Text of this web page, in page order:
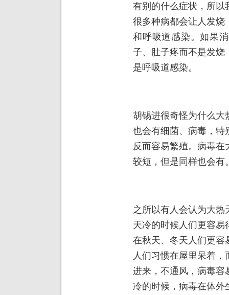
有别的什么症状，所以
很多种病都会让人发烧
和呼吸道感染。如果
子、肚子疼而不是发烧
是呼吸道感染。
胡锡进很奇怪为什么大
也会有细菌、病毒，特
反而容易繁殖。病毒
较短，但是同样也会有
之所以有人会认为大
天冷的时候人们更容
在秋天、冬天人们更容
人们习惯在屋里呆着
进来，不通风，病毒容
冷的时候，病毒在体外